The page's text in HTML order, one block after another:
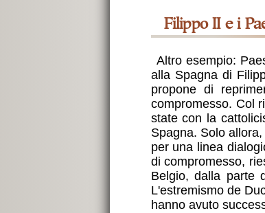
Filippo II e i
Altro esempio:
alla Spagna di
propone di
compromesso. Col
state con la
Spagna. Solo
per una linea
di compromesso,
Belgio, dalla parte
L'estremismo de
hanno avuto